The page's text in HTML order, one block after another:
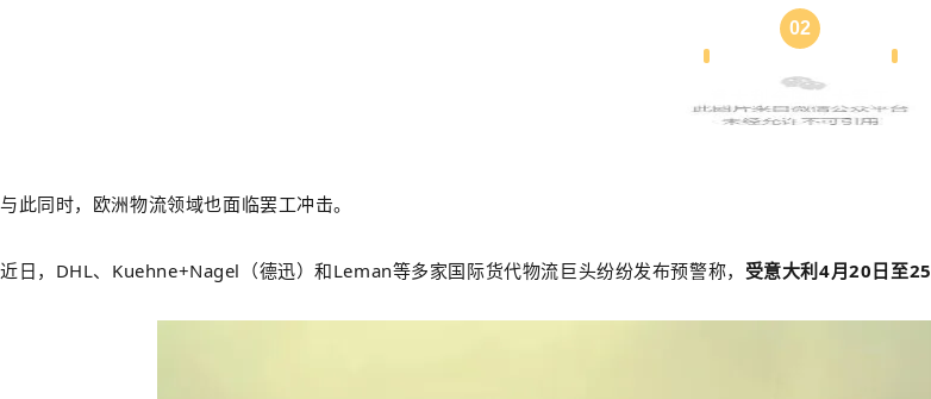
02
与此同时，欧洲物流领域也面临罢工冲击。
近日，DHL、Kuehne+Nagel（德迅）和Leman等多家国际货代物流巨头纷纷发布预警称， 受意大利4月20日至